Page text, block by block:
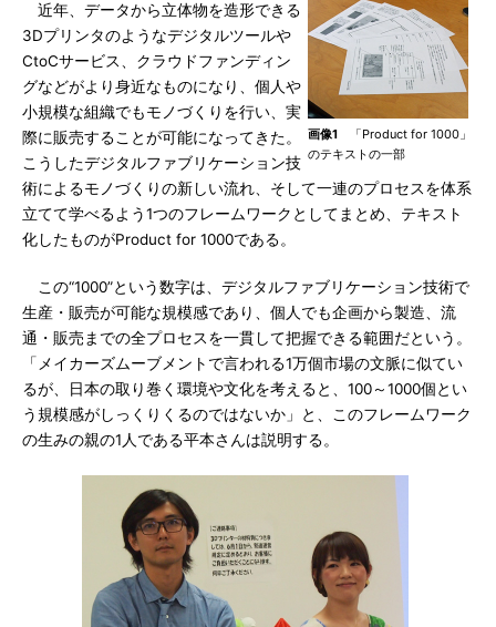
画像1 「Product for 1000」
のテキストの一部
近年、データから立体物を造形できる
3Dプリンタのようなデジタルツールや
CtoCサービス、クラウドファンディン
グなどがより身近なものになり、個人や
小規模な組織でもモノづくりを行い、実
際に販売することが可能になってきた。
こうしたデジタルファブリケーション技
術によるモノづくりの新しい流れ、そして一連のプロセスを体系
立てて学べるよう1つのフレームワークとしてまとめ、テキスト
化したものがProduct for 1000である。
この“1000”という数字は、デジタルファブリケーション技術で
生産・販売が可能な規模感であり、個人でも企画から製造、流
通・販売までの全プロセスを一貫して把握できる範囲だという。
「メイカーズムーブメントで言われる1万個市場の文脈に似てい
るが、日本の取り巻く環境や文化を考えると、100～1000個とい
う規模感がしっくりくるのではないか」と、このフレームワーク
の生みの親の1人である平本さんは説明する。